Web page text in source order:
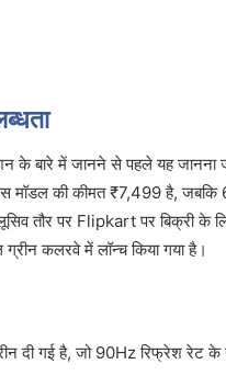
में जानने से पहले यह जानना
की कीमत ₹7,499 है, जबकि
तौर पर Flipkart पर बिक्री के
कलरवे में लॉन्च किया गया है।
दी गई है, जो 90Hz रिफ्रेश रेट के